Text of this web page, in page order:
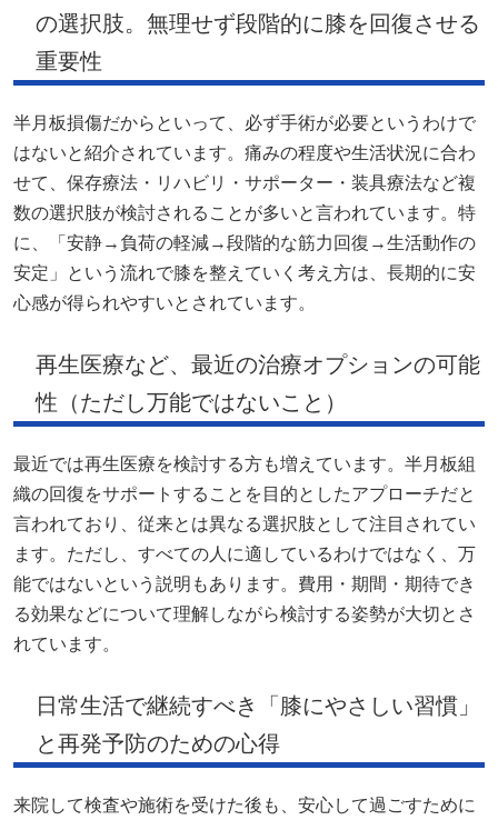
の選択肢。無理せず段階的に膝を回復させる
重要性
半月板損傷だからといって、必ず手術が必要というわけで
はないと紹介されています。痛みの程度や生活状況に合わ
せて、保存療法・リハビリ・サポーター・装具療法など複
数の選択肢が検討されることが多いと言われています。特
に、「安静→負荷の軽減→段階的な筋力回復→生活動作の
安定」という流れで膝を整えていく考え方は、長期的に安
心感が得られやすいとされています。
再生医療など、最近の治療オプションの可能
性（ただし万能ではないこと）
最近では再生医療を検討する方も増えています。半月板組
織の回復をサポートすることを目的としたアプローチだと
言われており、従来とは異なる選択肢として注目されてい
ます。ただし、すべての人に適しているわけではなく、万
能ではないという説明もあります。費用・期間・期待でき
る効果などについて理解しながら検討する姿勢が大切とさ
れています。
日常生活で継続すべき「膝にやさしい習慣」
と再発予防のための心得
来院して検査や施術を受けた後も、安心して過ごすために